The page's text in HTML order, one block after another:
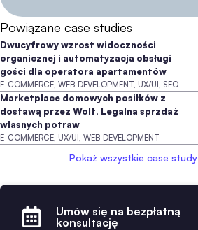
Powiązane case studies
Dwucyfrowy wzrost widoczności
organicznej i automatyzacja obsługi
gości dla operatora apartamentów
E-COMMERCE, WEB DEVELOPMENT, UX/UI, SEO
Marketplace domowych posiłków z
dostawą przez Wolt. Legalna sprzdaż
własnych potraw
E-COMMERCE, UX/UI, WEB DEVELOPMENT
Pokaż wszystkie case study
Umów się na bezpłatną
konsultację